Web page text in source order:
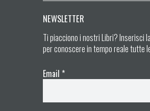
NEWSLETTER
Ti piacciono i nostri Libri? Inserisci
per conoscere in tempo reale tutte
Email *